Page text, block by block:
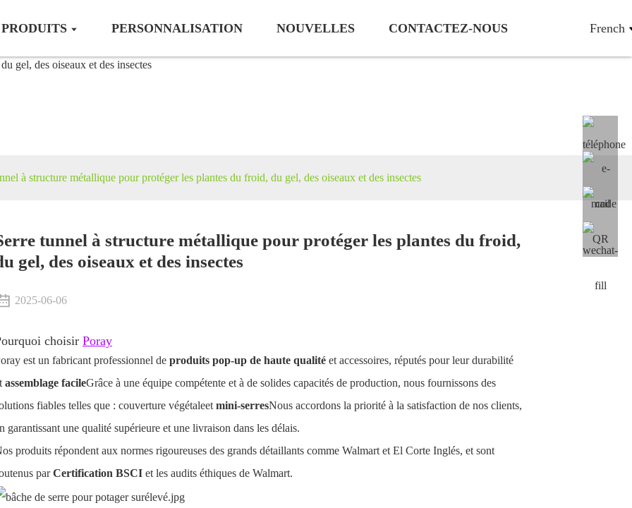
PRODUITS PERSONNALISATION NOUVELLES CONTACTEZ-NOUS French
à structure métallique pour protéger les plantes du froid, du gel, des oiseaux et des insectes
tunnel à structure métallique pour protéger les plantes du froid,
gel, des oiseaux et des insectes
2025-06-06
choisir Poray
est un fabricant professionnel de produits pop-up de haute qualité et accessoires, réputés pour leur durabilité
assemblage facileGrâce à une équipe compétente et à de solides capacités de production, nous fournissons des
fiables telles que : couverture végétaleet mini-serresNous accordons la priorité à la satisfaction de nos clients,
garantissant une qualité supérieure et une livraison dans les délais.
produits répondent aux normes rigoureuses des grands détaillants comme Walmart et El Corte Inglés, et sont
par Certification BSCI et les audits éthiques de Walmart.